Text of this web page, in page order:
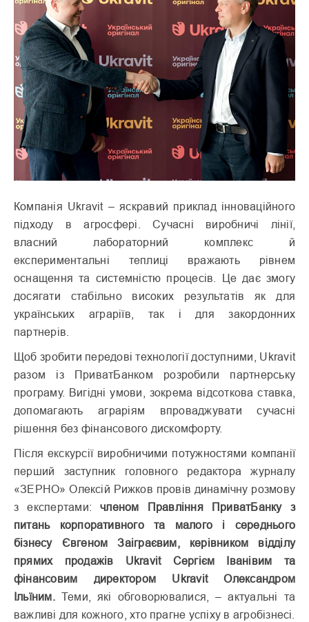
Компанія Ukravit – яскравий приклад інноваційного
підходу в агросфері. Сучасні виробничі лінії,
власний лабораторний комплекс й
експериментальні теплиці вражають рівнем
оснащення та системністю процесів. Це дає змогу
досягати стабільно високих результатів як для
українських аграріїв, так і для закордонних
партнерів.
Щоб зробити передові технології доступними, Ukravit
разом із ПриватБанком розробили партнерську
програму. Вигідні умови, зокрема відсоткова ставка,
допомагають аграріям впроваджувати сучасні
рішення без фінансового дискомфорту.
Після екскурсії виробничими потужностями компанії
перший заступник головного редактора журналу
«ЗЕРНО» Олексій Рижков провів динамічну розмову
з експертами:членом Правління ПриватБанку з
питань корпоративного та малого і середнього
бізнесу Євгеном Заіграєвим, керівником відділу
прямих продажів Ukravit Сергієм Іванівим та
фінансовим директором Ukravit Олександром
Ільїним.Теми, які обговорювалися, – актуальні та
важливі для кожного, хто прагне успіху в агробізнесі.